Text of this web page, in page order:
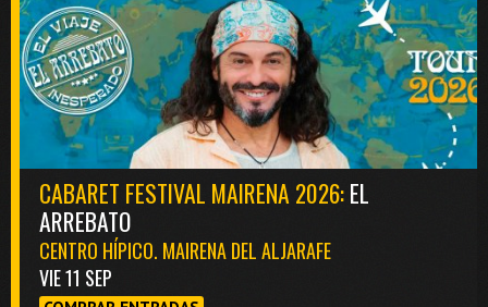
CABARET FESTIVAL MAIRENA 2026:EL
ARREBATO
CENTRO HÍPICO. MAIRENA DEL ALJARAFE
VIE 11 SEP